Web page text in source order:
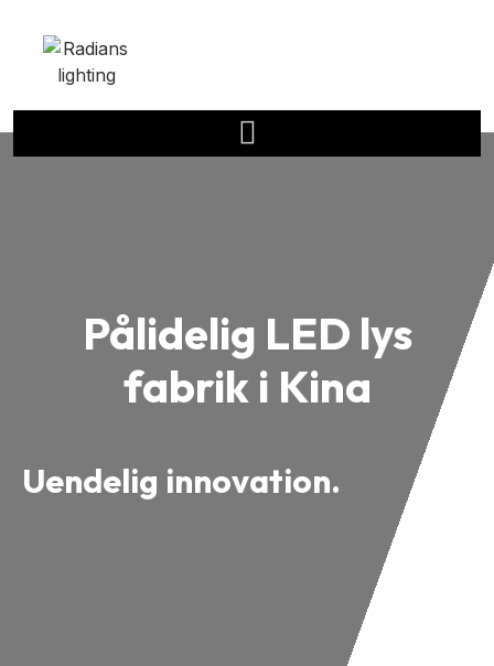
Pålidelig LED lys
fabrik i Kina
Uendelig innovation.